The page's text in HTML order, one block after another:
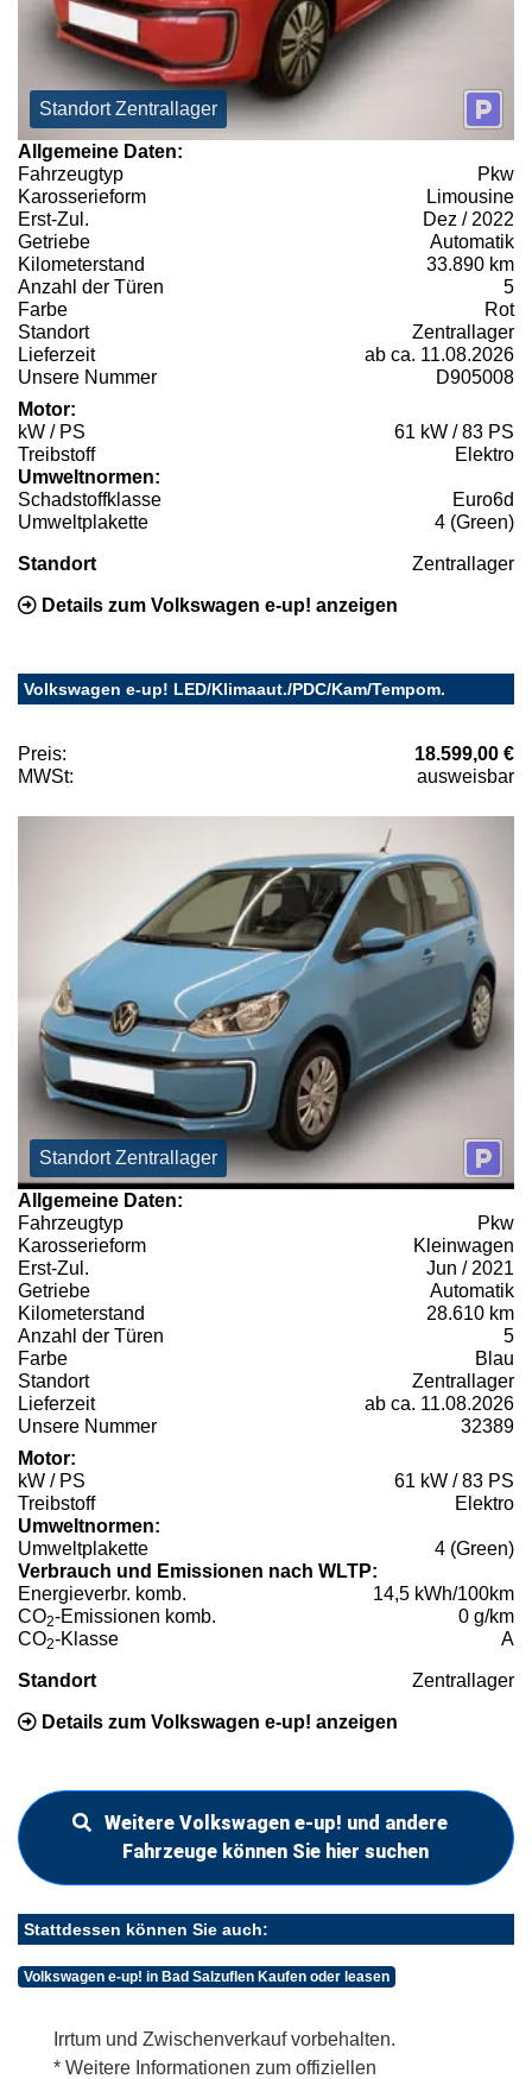
Standort Zentrallager
Allgemeine Daten:
Fahrzeugtyp
Pkw
Karosserieform
Limousine
Erst-Zul.
Dez / 2022
Getriebe
Automatik
Kilometerstand
33.890 km
Anzahl der Türen
5
Farbe
Rot
Standort
Zentrallager
Lieferzeit
ab ca. 11.08.2026
Unsere Nummer
D905008
Motor:
kW / PS
61 kW / 83 PS
Treibstoff
Elektro
Umweltnormen:
Schadstoffklasse
Euro6d
Umweltplakette
4 (Green)
Standort Zentrallager
Details zum Volkswagen e-up! anzeigen
Volkswagen e-up! LED/Klimaaut./PDC/Kam/Tempom.
Preis:
18.599,00 €
MWSt:
ausweisbar
Standort Zentrallager
Allgemeine Daten:
Fahrzeugtyp
Pkw
Karosserieform
Kleinwagen
Erst-Zul.
Jun / 2021
Getriebe
Automatik
Kilometerstand
28.610 km
Anzahl der Türen
5
Farbe
Blau
Standort
Zentrallager
Lieferzeit
ab ca. 11.08.2026
Unsere Nummer
32389
Motor:
kW / PS
61 kW / 83 PS
Treibstoff
Elektro
Umweltnormen:
Umweltplakette
4 (Green)
Verbrauch und Emissionen nach WLTP:
Energieverbr. komb.
14,5 kWh/100km
CO2-Emissionen komb.
0 g/km
CO2-Klasse A
Standort Zentrallager
Details zum Volkswagen e-up! anzeigen
Weitere Volkswagen e-up! und andere
Fahrzeuge können Sie hier suchen
Stattdessen können Sie auch:
Volkswagen e-up! in Bad Salzuflen Kaufen oder leasen
Irrtum und Zwischenverkauf vorbehalten.
* Weitere Informationen zum offiziellen